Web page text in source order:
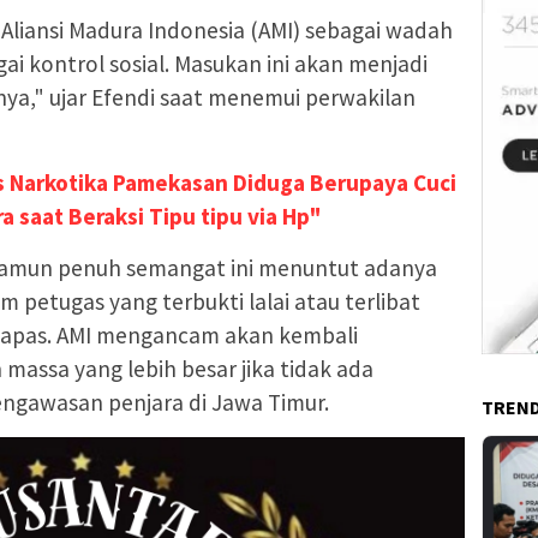
Madura Indonesia (AMI) sebagai wadah
kontrol sosial. Masukan ini akan menjadi
ujar Efendi saat menemui perwakilan
Narkotika Pamekasan Diduga Berupaya Cuci
saat Beraksi Tipu tipu via Hp"
penuh semangat ini menuntut adanya
petugas yang terbukti lalai atau terlibat
AMI mengancam akan kembali
yang lebih besar jika tidak ada
penjara di Jawa Timur.